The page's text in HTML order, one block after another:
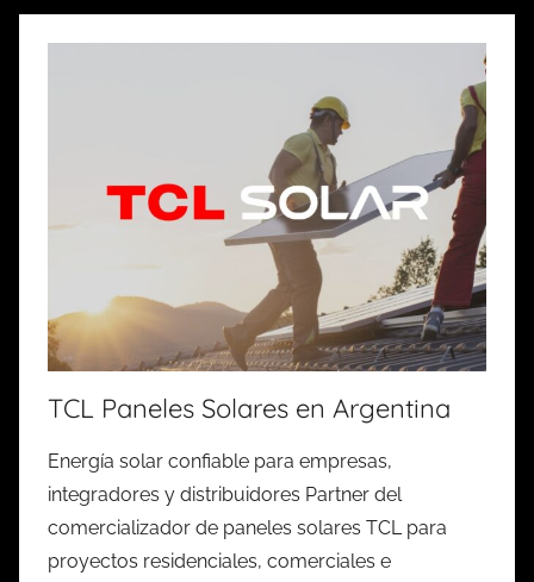
TCL Paneles Solares en Argentina
Energía solar confiable para empresas,
integradores y distribuidores Partner del
comercializador de paneles solares TCL para
proyectos residenciales, comerciales e